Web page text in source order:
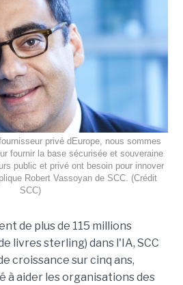
privé dEurope, nous sommes
fournir la base sécurisée et souveraine
public et privé ont besoin pour innover
Robert Vassoyan de SCC. (Crédit
SCC)
de plus de 115 millions
livres sterling) dans l'IA, SCC
croissance sur cinq ans,
à aider les organisations des